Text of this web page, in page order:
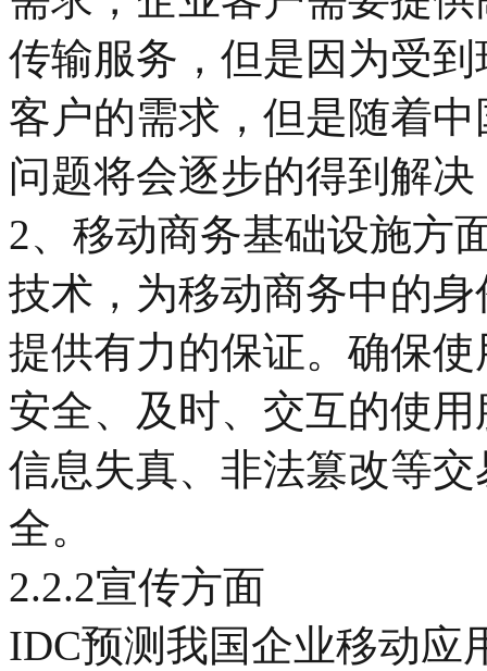
传输服务，但是因为受
客户的需求，但是随着
问题将会逐步的得到解决
2、移动商务基础设施方
技术，为移动商务中的
提供有力的保证。确保
安全、及时、交互的使
信息失真、非法篡改等
全。
2.2.2宣传方面
IDC预测我国企业移动应